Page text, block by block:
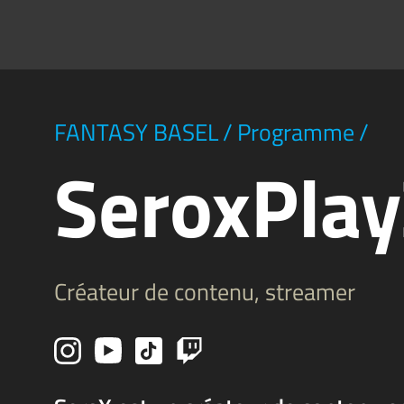
FANTASY BASEL/ Programme/
Créateur de contenu, streamer